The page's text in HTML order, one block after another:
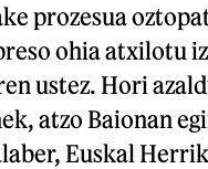
prozesua
ohia atxilotu
ustez. Hori
atzo Baionan
Euskal